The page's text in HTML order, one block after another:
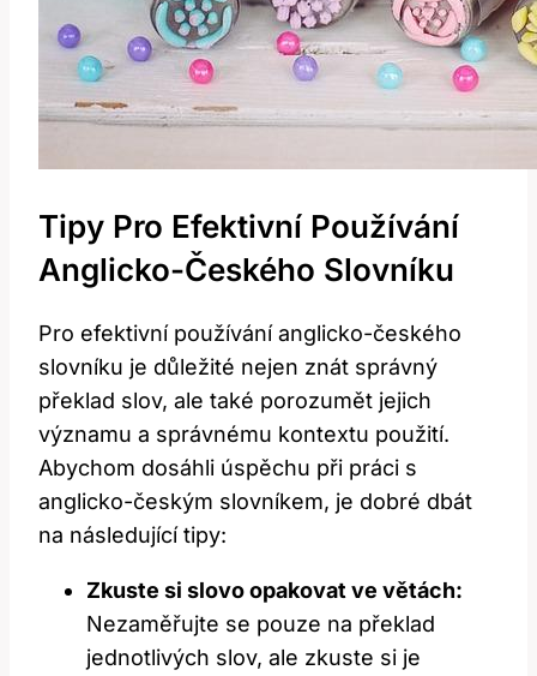
Tipy Pro Efektivní⁣ Používání
Anglicko-Českého Slovníku
Pro efektivní používání⁣ anglicko-českého
slovníku je důležité nejen ⁢znát správný
překlad slov, ale také ​porozumět jejich
významu a správnému kontextu použití.
Abychom ⁣dosáhli úspěchu ⁤při práci s
anglicko-českým⁤ slovníkem, je dobré dbát
na následující ‍tipy:
Zkuste si slovo opakovat ⁣ve větách:
⁣Nezaměřujte ⁤se⁤ pouze na překlad
jednotlivých slov, ale zkuste si je